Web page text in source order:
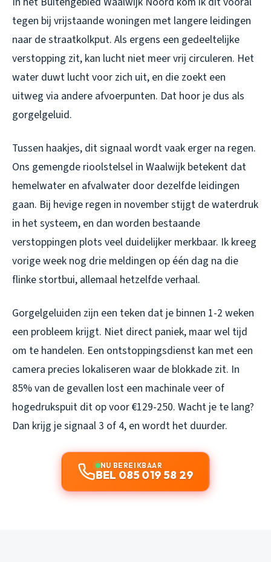
tegen bij vrijstaande woningen met langere leidingen
naar de straatkolkput. Als ergens een gedeeltelijke
verstopping zit, kan lucht niet meer vrij circuleren. Het
water duwt lucht voor zich uit, en die zoekt een
uitweg via andere afvoerpunten. Dat hoor je dus als
gorgelgeluid.
Tussen haakjes, dit signaal wordt vaak erger na regen.
Ons gemengde rioolstelsel in Waalwijk betekent dat
hemelwater en afvalwater door dezelfde leidingen
gaan. Bij hevige regen in november stijgt de waterdruk
in het systeem, en dan worden bestaande
verstoppingen plots veel duidelijker merkbaar. Ik kreeg
vorige week nog drie meldingen op één dag na die
flinke stortbui, allemaal hetzelfde verhaal.
Gorgelgeluiden zijn een teken dat je binnen 1-2 weken
een probleem krijgt. Niet direct paniek, maar wel tijd
om te handelen. Een ontstoppingsdienst kan met een
camera precies lokaliseren waar de blokkade zit. In
85% van de gevallen lost een machinale veer of
hogedrukspuit dit op voor €129-250. Wacht je te lang?
Dan krijg je signaal 3 of 4, en wordt het duurder.
NU BEREIKBAAR
BEL 085 019 58 29